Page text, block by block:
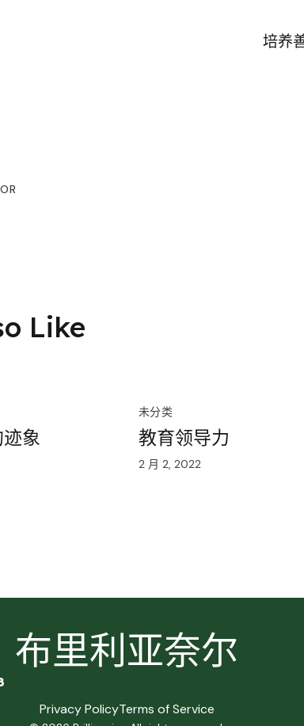
培养
Like
象
未分类
教育领导力
2 月 2, 2022
布里利亚奈尔
Privacy PolicyTerms of Service